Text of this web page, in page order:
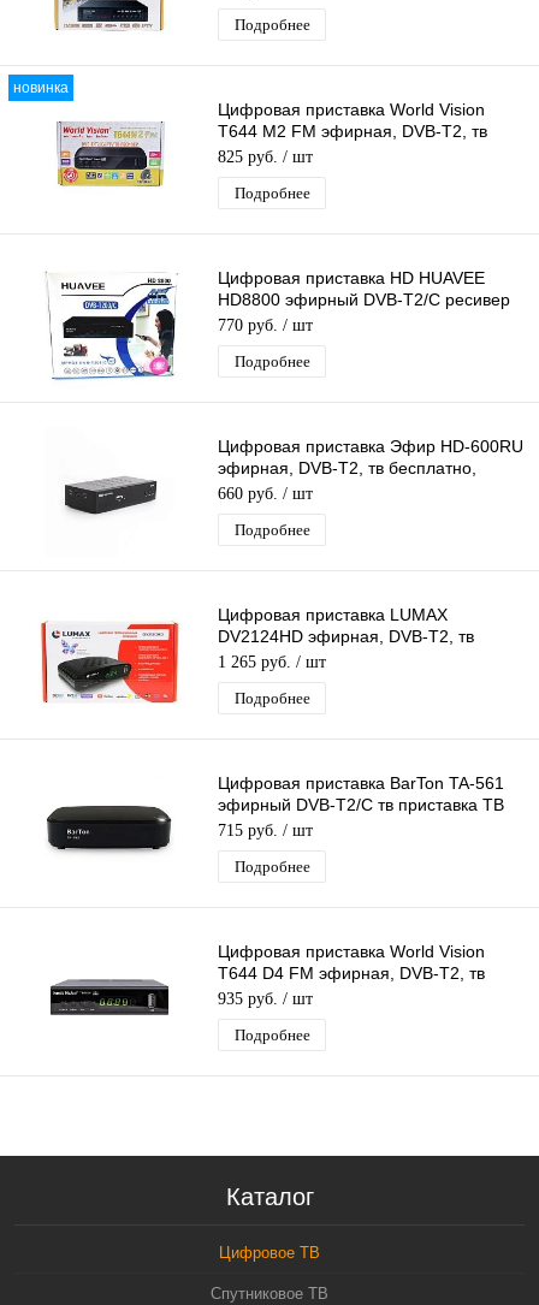
Подробнее
новинка
Цифровая приставка World Vision
T644 M2 FM эфирная, DVB-T2, тв
бесплатно, тюнер, ресивер, приемник
825 руб. / шт
Подробнее
Цифровая приставка HD HUAVEE
HD8800 эфирный DVB-T2/C ресивер
бесплатного тв, тюнер,цифровой
приёмник
770 руб. / шт
Подробнее
Цифровая приставка Эфир HD-600RU
эфирная, DVB-T2, тв бесплатно,
тюнер, ресивер, приемник
660 руб. / шт
Подробнее
Цифровая приставка LUMAX
DV2124HD эфирная, DVB-T2, тв
бесплатно, тюнер, ресивер,
приемник. тв
1 265 руб. / шт
Подробнее
Цифровая приставка BarTon TA-561
эфирный DVB-T2/C тв приставка ТВ
без абонплаты TV-тюнер медиаплеер
715 руб. / шт
Подробнее
Цифровая приставка World Vision
T644 D4 FM эфирная, DVB-T2, тв
бесплатно, тюнер, ресивер, приемник
935 руб. / шт
Подробнее
Каталог
Цифровое ТВ
Спутниковое ТВ